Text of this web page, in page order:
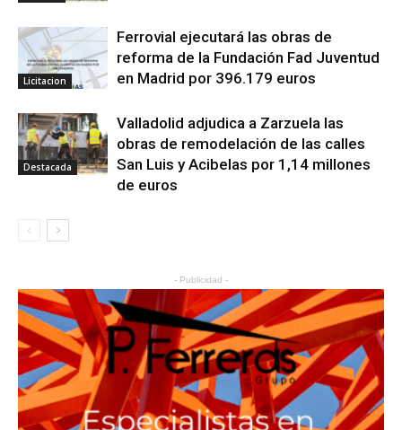
Licitacion
Ferrovial ejecutará las obras de
reforma de la Fundación Fad Juventud
en Madrid por 396.179 euros
Destacada
Valladolid adjudica a Zarzuela las
obras de remodelación de las calles
San Luis y Acibelas por 1,14 millones
de euros
- Publicidad -